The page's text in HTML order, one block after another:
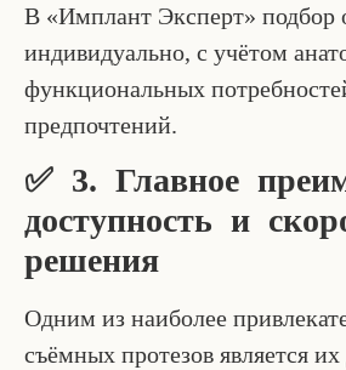
В «Имплант Эксперт» подбор
индивидуально, с учётом
функциональных
предпочтений.
✅ 3. Главное
доступность и
решения
Одним из наиболее
съёмных протезов является